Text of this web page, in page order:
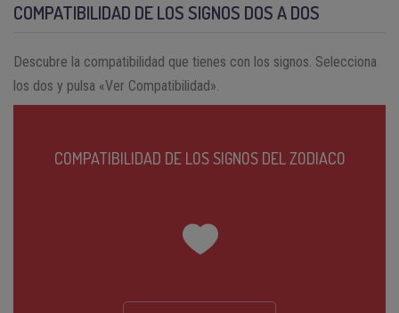
COMPATIBILIDAD DE LOS SIGNOS DOS A DOS
Descubre la compatibilidad que tienes con los signos. Selecciona
los dos y pulsa «Ver Compatibilidad».
COMPATIBILIDAD DE LOS SIGNOS DEL ZODIACO